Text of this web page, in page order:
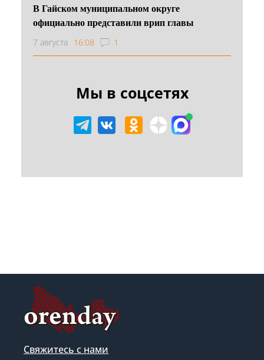
В Гайском муниципальном округе
официально представили врип главы
7 августа 16:08 1
Мы в соцсетях
Свяжитесь с нами